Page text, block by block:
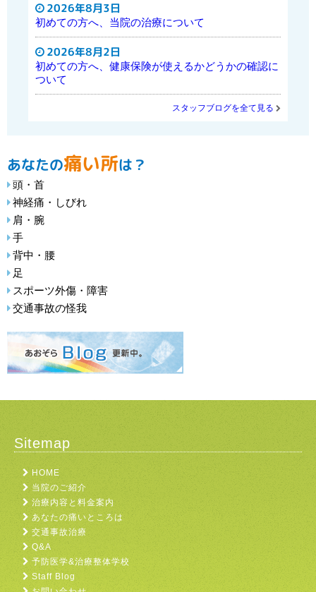
2026年8月3日
初めての方へ、当院の治療について
2026年8月2日
初めての方へ、健康保険が使えるかどうかの確認に
ついて
スタッフブログを全て見る
あなたの痛い所は？
頭・首
神経痛・しびれ
肩・腕
手
背中・腰
足
スポーツ外傷・障害
交通事故の怪我
Sitemap
HOME
当院のご紹介
治療内容と料金案内
あなたの痛いところは
交通事故治療
Q&A
予防医学&治療整体学校
Staff Blog